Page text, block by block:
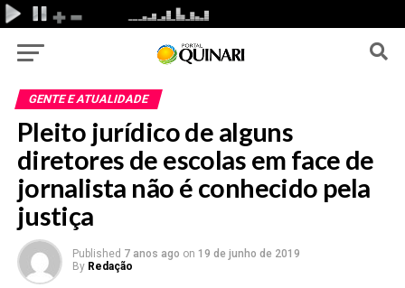
GENTE E ATUALIDADE
Pleito jurídico de alguns
diretores de escolas em face de
jornalista não é conhecido pela
justiça
Published 7 anos ago on 19 de junho de 2019
By Redação